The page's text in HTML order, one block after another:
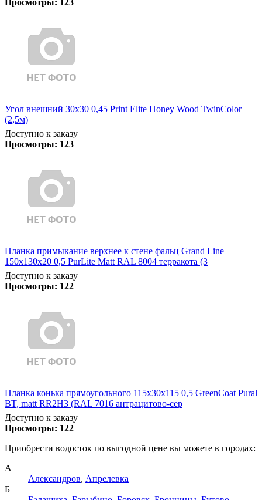
Угол внешний 30х30 0,45 Print Elite Honey Wood TwinColor
(2,5м)
Доступно к заказу
Просмотры: 123
Планка примыкание верхнее к стене фальц Grand Line
150х130х20 0,5 PurLite Matt RAL 8004 терракота (3
Доступно к заказу
Просмотры: 122
Планка конька прямоугольного 115х30х115 0,5 GreenCoat Pural
BT, matt RR2Н3 (RAL 7016 антрацитово-сер
Доступно к заказу
Просмотры: 122
Приобрести водосток по выгодной цене вы можете в городах:
А
Александров, Апрелевка
Б